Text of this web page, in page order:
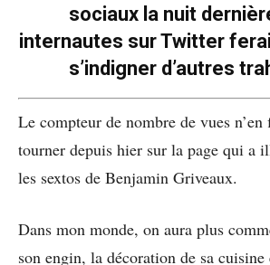
sociaux la nuit
internautes sur Twitter
s’indigner d’autres
Le compteur de nombre de vues
tourner depuis hier sur la page qui a
les sextos de Benjamin Griveaux.
Dans mon monde, on aura plus
son engin, la décoration de sa cuisine